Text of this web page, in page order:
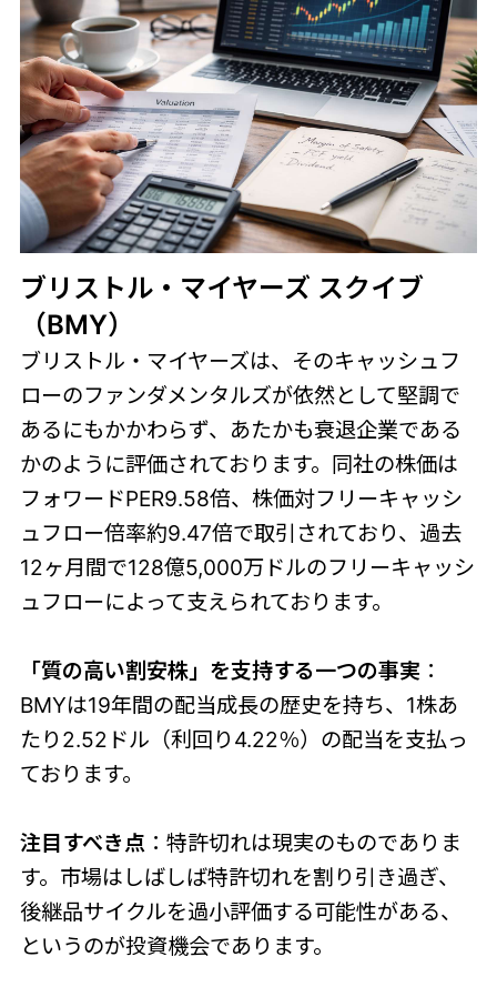
ブリストル・マイヤーズ スクイブ
（BMY）
ブリストル・マイヤーズは、そのキャッシュフ
ローのファンダメンタルズが依然として堅調で
あるにもかかわらず、あたかも衰退企業である
かのように評価されております。同社の株価は
フォワードPER9.58倍、株価対フリーキャッシ
ュフロー倍率約9.47倍で取引されており、過去
12ヶ月間で128億5,000万ドルのフリーキャッシ
ュフローによって支えられております。
「質の高い割安株」を支持する一つの事実 ：
BMYは19年間の配当成長の歴史を持ち、1株あ
たり2.52ドル（利回り4.22％）の配当を支払っ
ております。
注目すべき点 ：特許切れは現実のものでありま
す。市場はしばしば特許切れを割り引き過ぎ、
後継品サイクルを過小評価する可能性がある、
というのが投資機会であります。